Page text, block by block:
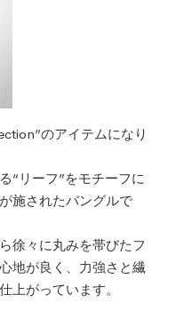
のアイテムになり
“リーフ”をモチーフに
施されたバングルで
徐々に丸みを帯びたフ
地が良く、力強さと繊
上がっています。